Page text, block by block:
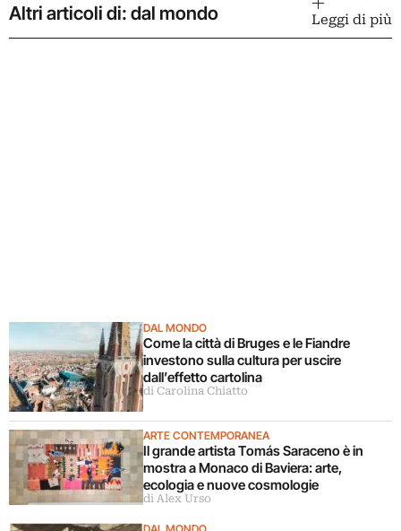
Altri articoli di: dal mondo Leggi di più
DAL MONDO
Come la città di Bruges e le Fiandre
investono sulla cultura per uscire
dall’effetto cartolina
di Carolina Chiatto
ARTE CONTEMPORANEA
Il grande artista Tomás Saraceno è in
mostra a Monaco di Baviera: arte,
ecologia e nuove cosmologie
di Alex Urso